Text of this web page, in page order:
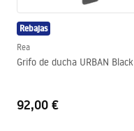
Rebajas
Rea
Grifo de ducha URBAN Black
92,00 €